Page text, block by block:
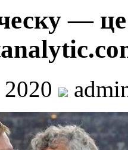
— це